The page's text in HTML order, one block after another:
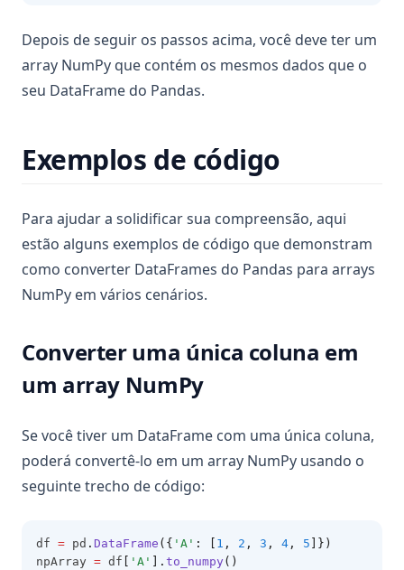
Depois de seguir os passos acima, você deve ter um
array NumPy que contém os mesmos dados que o
seu DataFrame do Pandas.
Exemplos de código
Para ajudar a solidificar sua compreensão, aqui
estão alguns exemplos de código que demonstram
como converter DataFrames do Pandas para arrays
NumPy em vários cenários.
Converter uma única coluna em
um array NumPy
Se você tiver um DataFrame com uma única coluna,
poderá convertê-lo em um array NumPy usando o
seguinte trecho de código:
df = pd . DataFrame ({ 'A' : [ 1 , 2 , 3 , 4 , 5 ]})
npArray = df 'A' ]. to_numpy ()